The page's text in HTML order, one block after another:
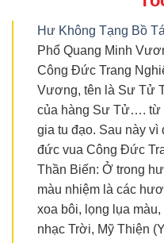
Hư Không Tạng Bồ
Phổ Quang Minh
Công Đức Trang
Vương, tên là Sư Tử
của hàng Sư Tử…. từ
gia tu đạo. Sau này vì
đức vua Công Đức
Thần Biến: Ở trong
màu nhiệm là các
xoa bôi, lọng lụa
nhạc Trời, Mỹ Thiện